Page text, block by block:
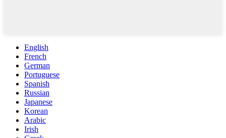
English
French
German
Portuguese
Spanish
Russian
Japanese
Korean
Arabic
Irish